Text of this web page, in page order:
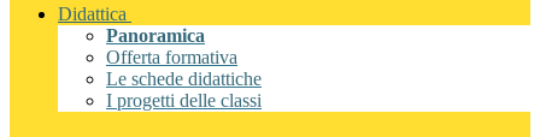
Didattica
Panoramica
Offerta formativa
Le schede didattiche
I progetti delle classi